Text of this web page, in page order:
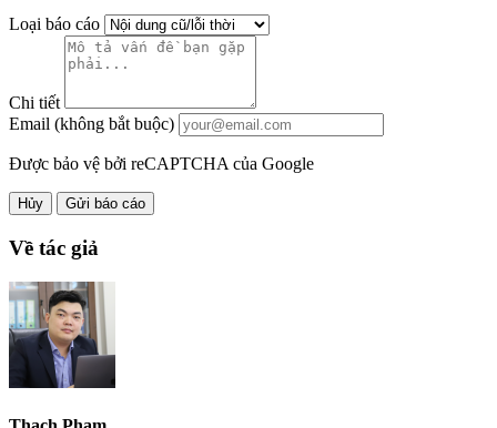
Loại báo cáo
Chi tiết
Email (không bắt buộc)
Được bảo vệ bởi reCAPTCHA của Google
Hủy Gửi báo cáo
Về tác giả